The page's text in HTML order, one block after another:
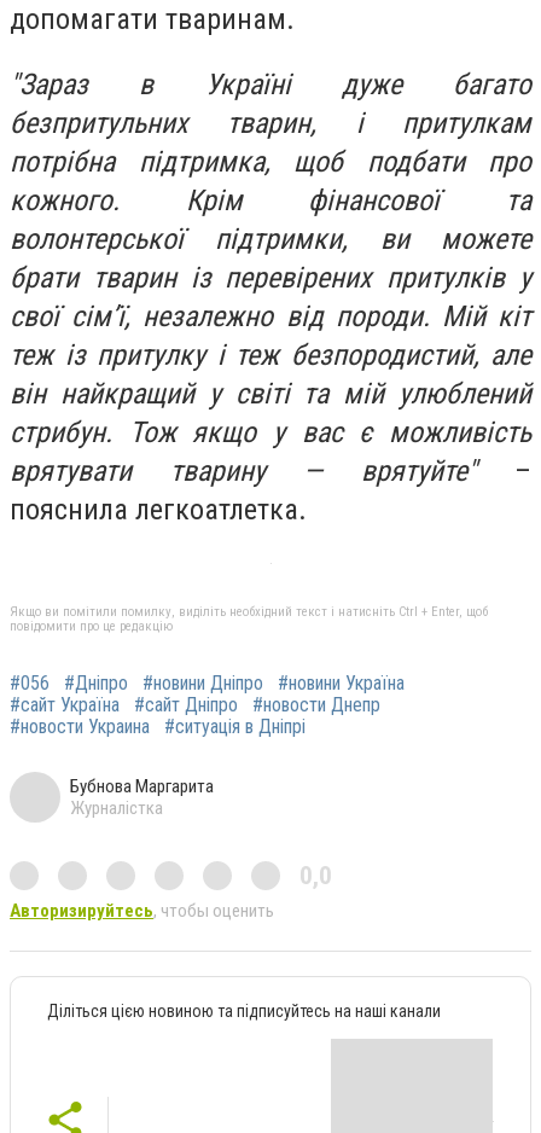
допомагати тваринам.
"Зараз в Україні дуже багато
безпритульних тварин, і притулкам
потрібна підтримка, щоб подбати про
кожного. Крім фінансової та
волонтерської підтримки, ви можете
брати тварин із перевірених притулків у
свої сім’ї, незалежно від породи. Мій кіт
теж із притулку і теж безпородистий, але
він найкращий у світі та мій улюблений
стрибун. Тож якщо у вас є можливість
врятувати тварину — врятуйте"–
пояснила легкоатлетка.
Якщо ви помітили помилку, виділіть необхідний текст і натисніть Ctrl + Enter, щоб
повідомити про це редакцію
#056 #Дніпро #новини Дніпро
#новини Україна
#сайт Україна
#сайт Дніпро
#новости Днепр
#новости Украина
#ситуація в Дніпрі
Бубнова Маргарита
Журналістка
0,0
Авторизируйтесь, чтобы оценить
Діліться цією новиною та підписуйтесь на наші канали